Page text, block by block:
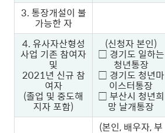
3. 통장개설이 불
가능한 자
4. 유사자산형성
사업 기존 참여자
및
2021년 신규 참
여자
(졸업 및 중도해
지자 포함)
(신청자 본인)
□ 경기도 일하는
청년통장
□ 경기도 청년마
이스터통장
□ 부산시 청년희
망 날개통장
(본인, 배우자, 부